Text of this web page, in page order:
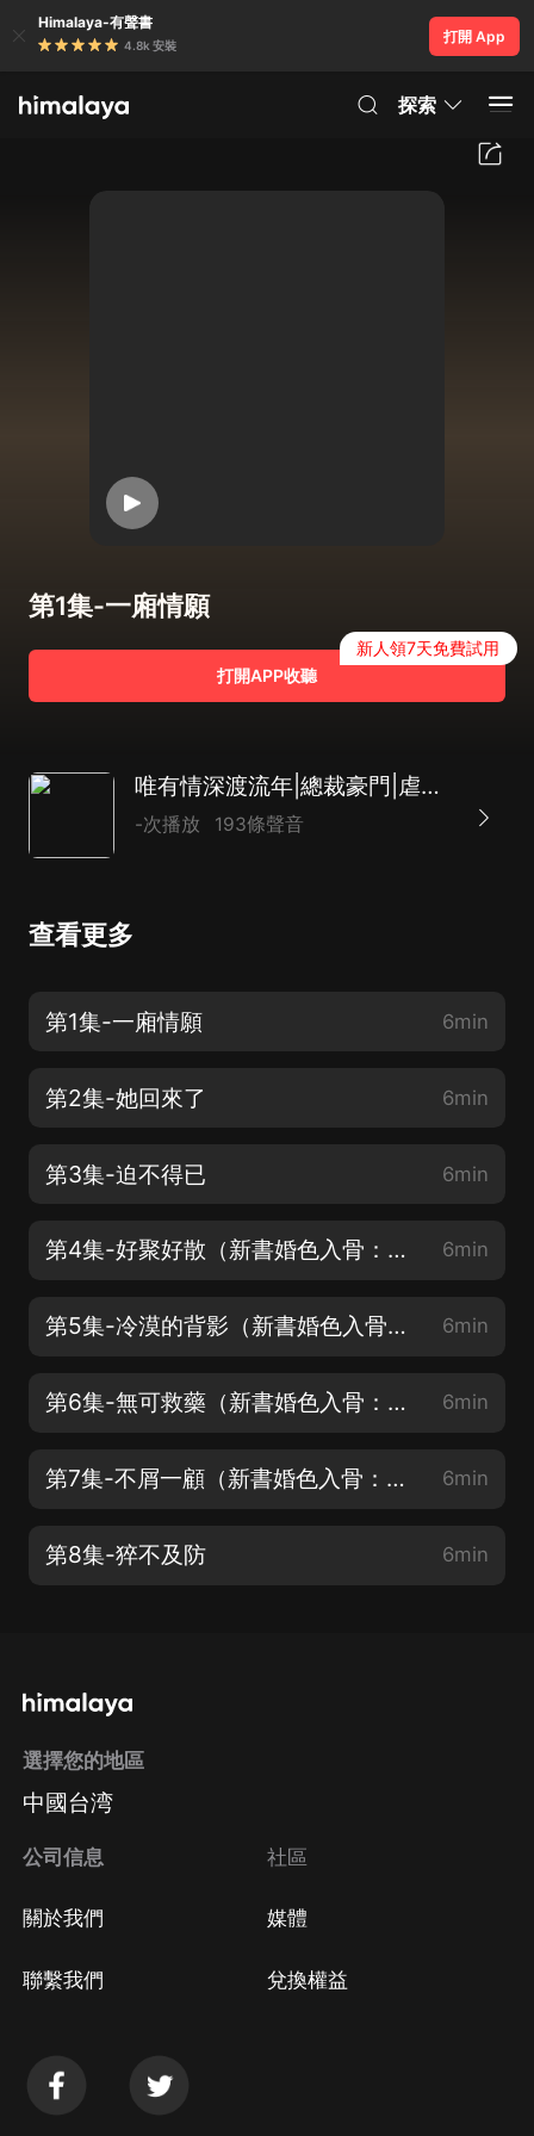
Himalaya-有聲書
4.8k 安裝
打開 App
探索
第1集-一廂情願
打開APP收聽
新人領7天免費試用
唯有情深渡流年|總裁豪門|虐戀|復仇|AI
-次播放 193條聲音
查看更多
第1集-一廂情願 6min
第2集-她回來了 6min
第3集-迫不得已 6min
第4集-好聚好散（新書婚色入骨：總裁的替身情人已上架歡迎前往主播首頁訂閱收聽） 6min
第5集-冷漠的背影（新書婚色入骨：總裁的替身情人已上架歡迎前往主播首頁訂閱收聽） 6min
第6集-無可救藥（新書婚色入骨：總裁的替身情人已上架歡迎前往主播首頁訂閱收聽） 6min
第7集-不屑一顧（新書婚色入骨：總裁的替身情人已上架歡迎前往主播首頁訂閱收聽） 6min
第8集-猝不及防 6min
選擇您的地區
中國台湾
公司信息
關於我們
聯繫我們
社區
媒體
兌換權益